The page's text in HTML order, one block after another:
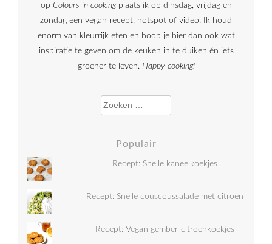
op Colours 'n cookingplaats ik op dinsdag, vrijdag en
zondag een vegan recept, hotspot of video. Ik houd
enorm van kleurrijk eten en hoop je hier dan ook wat
inspiratie te geven om de keuken in te duiken én iets
groener te leven. Happy cooking!
Zoeken naar:
Populair
Recept: Snelle kaneelkoekjes
Recept: Snelle couscoussalade met citroen
Recept: Vegan gember-citroenkoekjes